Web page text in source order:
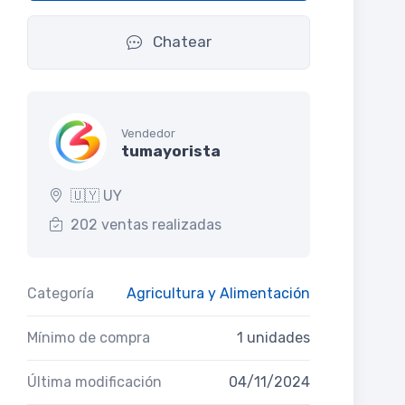
Chatear
Vendedor
tumayorista
🇺🇾 UY
202 ventas realizadas
Categoría Agricultura y Alimentación
Mínimo de compra 1 unidades
Última modificación 04/11/2024